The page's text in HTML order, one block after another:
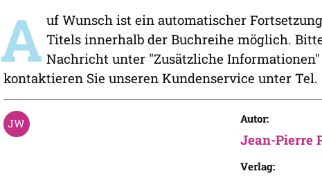
A uf Wunsch ist ein automatischer
Titels innerhalb der Buchreihe möglich.
Nachricht unter "Zusätzliche Informationen"
kontaktieren Sie unseren Kundenservice unter Tel.
Autor:
Jean-Pierre
Verlag: